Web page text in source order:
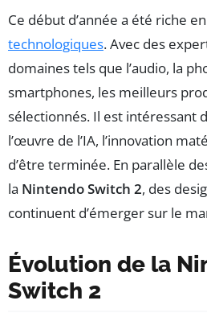
Ce début d’année a été riche en
technologiques. Avec des
domaines tels que l’audio, la
smartphones, les meilleurs
sélectionnés. Il est intéressant
l’œuvre de l’IA, l’innovation
d’être terminée. En parallèle
la Nintendo Switch 2, des
continuent d’émerger sur le
Évolution de la
Switch 2